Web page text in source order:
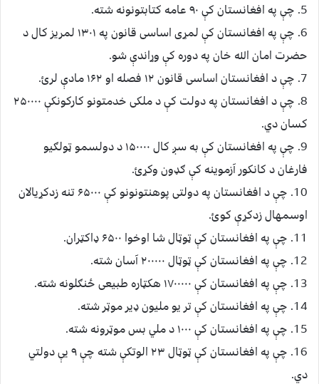
5. چې په افغانستان کې ۹۰ عامه کتابتونونه شته.
6. چې په افغانستان کې لمړی اساسی قانون په ۱۳۰۱ لمریز کال د
حضرت امان الله خان په دوره کې وړاندې شو.
7. چې د افغانستان اساسی قانون ۱۲ فصله او ۱۶۲ مادې لرئ.
8. چې د افغانستان په دولت کې د ملکی خدمتونو کارکونکې ۲۵۰۰۰۰
کسان دي.
9. چې په افغانستان کې به سږ کال ۱۵۰۰۰۰ د دولسمو ټولګیو
فارغان د کانکور آزموینه کې ګډون وکړئ.
10. چې د افغانستان په دولتی پوهنتونونو کې ۶۵۰۰۰ تنه زدکړیالان
اوسمهال زدکړې کوئ.
11. چې په افغانستان کې ټوټال شا اوخوا ۶۵۰۰ ډاکټران.
12. چې په افغانستان کې ټوټال ۲۰۰۰۰۰ آسان شته.
13. چې په افغانستان کې ۱۷۰۰۰۰۰ هکټاره طبیعی ځنګلونه شته.
14. چې په افغانستان کې تر یو ملیون ډیر موټر شته.
15. چې په افغانستان کې ۱۰۰۰ د ملي بس موټرونه شته.
16. چې په افغانستان کې ټوټال ۲۳ الوتکې شته چې ۹ یې دولتي
دي.